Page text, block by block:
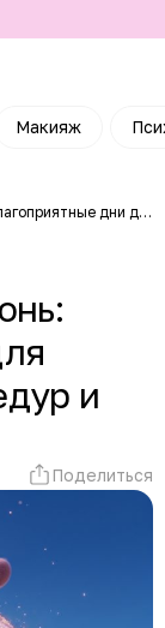
Макияж
Бьюти-гороскоп на июнь: благоприятные дни для косметических процедур и ухода за собой
и
Поделиться